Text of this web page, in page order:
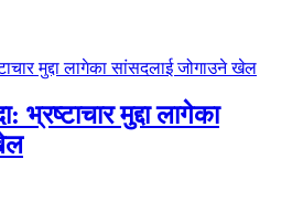
भ्रष्टाचार मुद्दा लागेका